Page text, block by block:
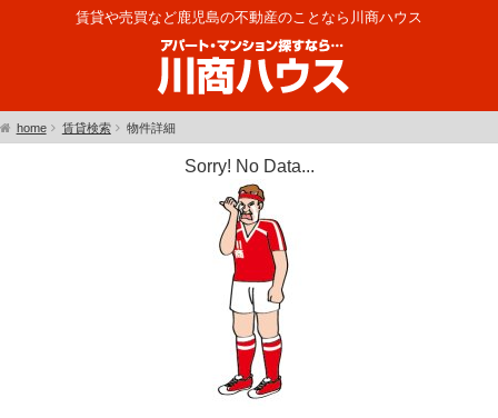
賃貸や売買など鹿児島の不動産のことなら川商ハウス
home 賃貸検索 物件詳細
Sorry! No Data...